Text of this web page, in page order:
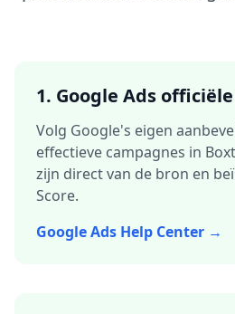
1. Google Ads
Volg Google's eigen
effectieve campagnes in
zijn direct van de bron en
Score.
Google Ads Help Center →